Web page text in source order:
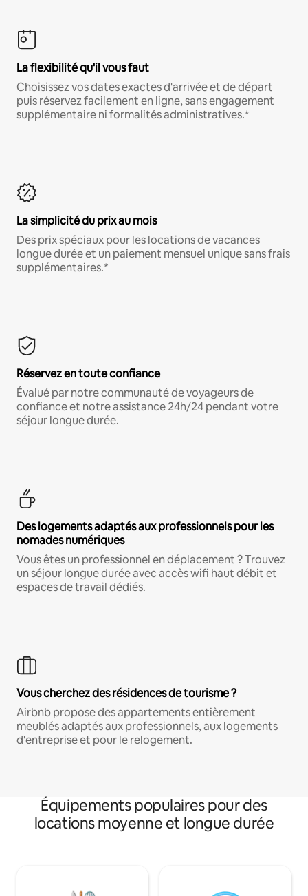
La flexibilité qu'il vous faut
Choisissez vos dates exactes d'arrivée et de départ
puis réservez facilement en ligne, sans engagement
supplémentaire ni formalités administratives.*
La simplicité du prix au mois
Des prix spéciaux pour les locations de vacances
longue durée et un paiement mensuel unique sans frais
supplémentaires.*
Réservez en toute confiance
Évalué par notre communauté de voyageurs de
confiance et notre assistance 24h/24 pendant votre
séjour longue durée.
Des logements adaptés aux professionnels pour les
nomades numériques
Vous êtes un professionnel en déplacement ? Trouvez
un séjour longue durée avec accès wifi haut débit et
espaces de travail dédiés.
Vous cherchez des résidences de tourisme ?
Airbnb propose des appartements entièrement
meublés adaptés aux professionnels, aux logements
d'entreprise et pour le relogement.
Équipements populaires pour des
locations moyenne et longue durée